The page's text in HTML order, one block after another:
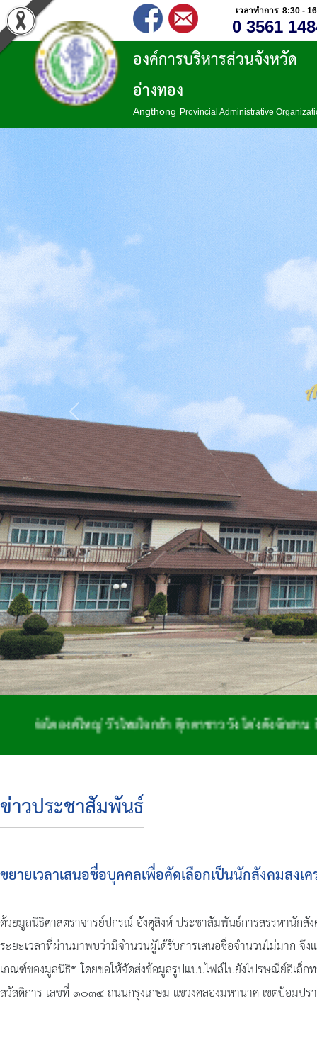
เวลาทำการ 8:30 -
0 3561
องค์การบริหารส่วนจังหวัด
อ่างทอง
Angthong Provincial Administrative
Previous
ใหญ่ วีรไทยใจกล้า ตุ๊กตาชาววัง โด่งดังจักสาน ถิ่นฐานทำกล
ข่าวประชาสัมพันธ์
ขยายเวลาเสนอชื่อบุคคลเพื่อคัดเลือกเป็นนักสังคมสง
ด้วยมูลนิธิศาสตราจารย์ปกรณ์ อังศุสิงห์ ประชาสัมพันธ์การสรรหานัก
ระยะเวลาที่ผ่านมาพบว่ามีจำนวนผู้ได้รับการเสนอชื่อจำนวนไม่มาก
เกณฑ์ของมูลนิธิฯ โดยขอให้จัดส่งข้อมูลรูปแบบไฟล์ไปยังไปรษณีย์อิเล็
สวัสดิการ เลขที่ ๑๐๓๔ ถนนกรุงเกษม แขวงคลองมหานาค เขตป้อ